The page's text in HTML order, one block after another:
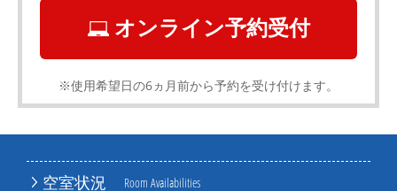
空室状況 Room Availabilities
オンライン予約受付
※使用希望日の6ヵ月前から予約を受け付けます。